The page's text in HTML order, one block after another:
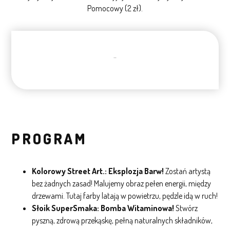
Pomocowy (2 zł).
..
PROGRAM
Kolorowy Street Art.: Eksplozja Barw!Zostań artystą
bez żadnych zasad! Malujemy obraz pełen energii, między
drzewami. Tutaj farby latają w powietrzu, pędzle idą w ruch!
Słoik SuperSmaka: Bomba Witaminowa!Stwórz
pyszną, zdrową przekąskę, pełną naturalnych składników,